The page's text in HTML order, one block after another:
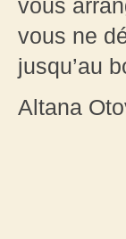
vous
vous ne
jusqu’au
Altana